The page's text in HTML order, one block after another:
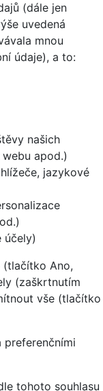
(dále jen
uvedená
mnou
údaje), a to:
našich
apod.)
jazykové
účely)
(tlačítko Ano,
(zaškrtnutím
vše (tlačítko
preferenčními
tohoto souhlasu